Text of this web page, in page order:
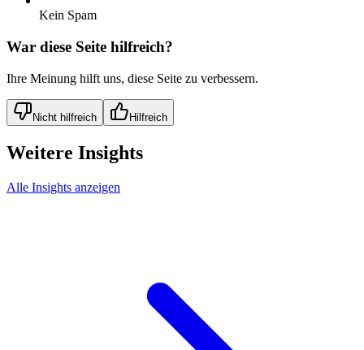
Kein Spam
War diese Seite hilfreich?
Ihre Meinung hilft uns, diese Seite zu verbessern.
Nicht hilfreich Hilfreich
Weitere Insights
Alle Insights anzeigen